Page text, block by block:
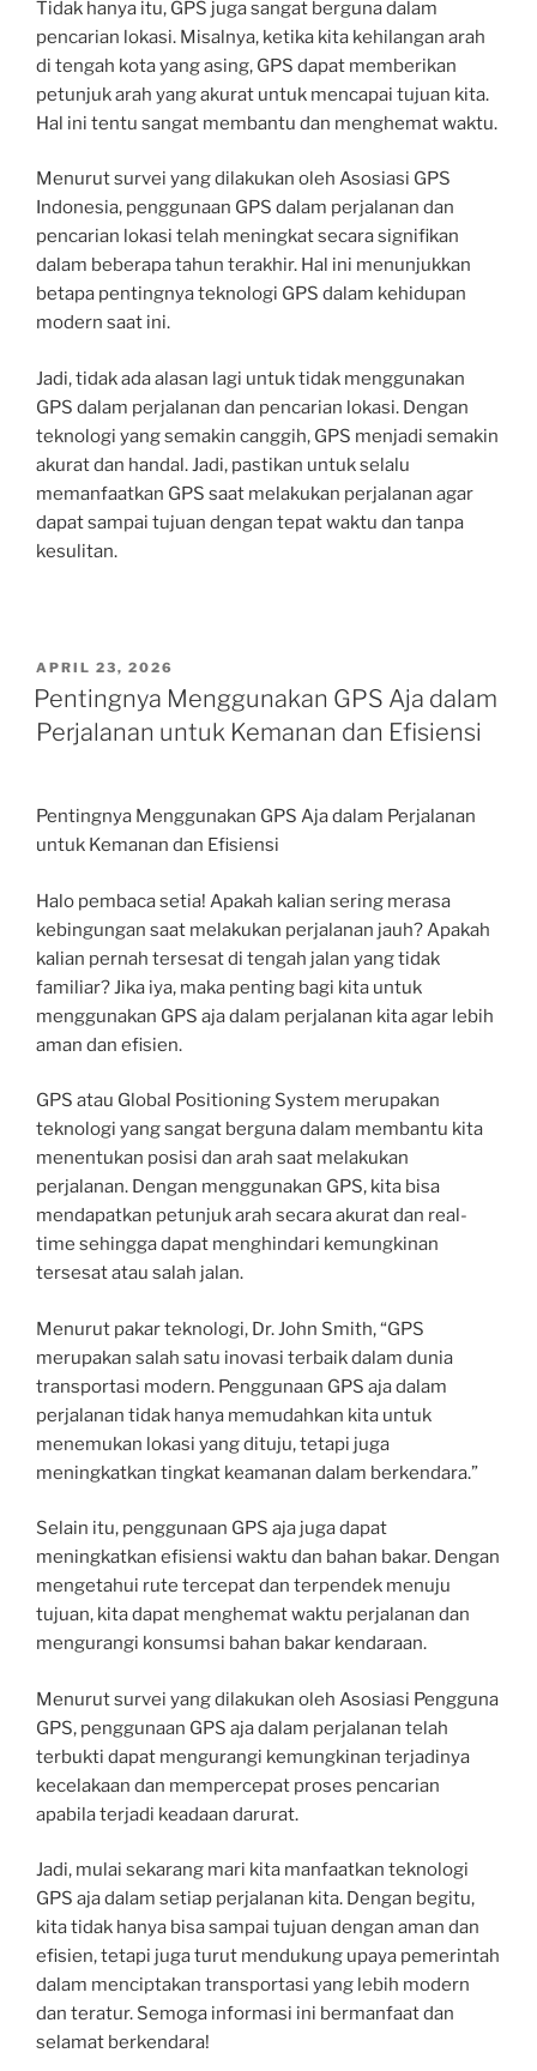
Tidak hanya itu, GPS juga sangat berguna dalam
pencarian lokasi. Misalnya, ketika kita kehilangan arah
di tengah kota yang asing, GPS dapat memberikan
petunjuk arah yang akurat untuk mencapai tujuan kita.
Hal ini tentu sangat membantu dan menghemat waktu.
Menurut survei yang dilakukan oleh Asosiasi GPS
Indonesia, penggunaan GPS dalam perjalanan dan
pencarian lokasi telah meningkat secara signifikan
dalam beberapa tahun terakhir. Hal ini menunjukkan
betapa pentingnya teknologi GPS dalam kehidupan
modern saat ini.
Jadi, tidak ada alasan lagi untuk tidak menggunakan
GPS dalam perjalanan dan pencarian lokasi. Dengan
teknologi yang semakin canggih, GPS menjadi semakin
akurat dan handal. Jadi, pastikan untuk selalu
memanfaatkan GPS saat melakukan perjalanan agar
dapat sampai tujuan dengan tepat waktu dan tanpa
kesulitan.
POSTED
ON
APRIL 23, 2026
Pentingnya Menggunakan GPS Aja dalam
Perjalanan untuk Kemanan dan Efisiensi
Pentingnya Menggunakan GPS Aja dalam Perjalanan
untuk Kemanan dan Efisiensi
Halo pembaca setia! Apakah kalian sering merasa
kebingungan saat melakukan perjalanan jauh? Apakah
kalian pernah tersesat di tengah jalan yang tidak
familiar? Jika iya, maka penting bagi kita untuk
menggunakan GPS aja dalam perjalanan kita agar lebih
aman dan efisien.
GPS atau Global Positioning System merupakan
teknologi yang sangat berguna dalam membantu kita
menentukan posisi dan arah saat melakukan
perjalanan. Dengan menggunakan GPS, kita bisa
mendapatkan petunjuk arah secara akurat dan real-
time sehingga dapat menghindari kemungkinan
tersesat atau salah jalan.
Menurut pakar teknologi, Dr. John Smith, “GPS
merupakan salah satu inovasi terbaik dalam dunia
transportasi modern. Penggunaan GPS aja dalam
perjalanan tidak hanya memudahkan kita untuk
menemukan lokasi yang dituju, tetapi juga
meningkatkan tingkat keamanan dalam berkendara.”
Selain itu, penggunaan GPS aja juga dapat
meningkatkan efisiensi waktu dan bahan bakar. Dengan
mengetahui rute tercepat dan terpendek menuju
tujuan, kita dapat menghemat waktu perjalanan dan
mengurangi konsumsi bahan bakar kendaraan.
Menurut survei yang dilakukan oleh Asosiasi Pengguna
GPS, penggunaan GPS aja dalam perjalanan telah
terbukti dapat mengurangi kemungkinan terjadinya
kecelakaan dan mempercepat proses pencarian
apabila terjadi keadaan darurat.
Jadi, mulai sekarang mari kita manfaatkan teknologi
GPS aja dalam setiap perjalanan kita. Dengan begitu,
kita tidak hanya bisa sampai tujuan dengan aman dan
efisien, tetapi juga turut mendukung upaya pemerintah
dalam menciptakan transportasi yang lebih modern
dan teratur. Semoga informasi ini bermanfaat dan
selamat berkendara!